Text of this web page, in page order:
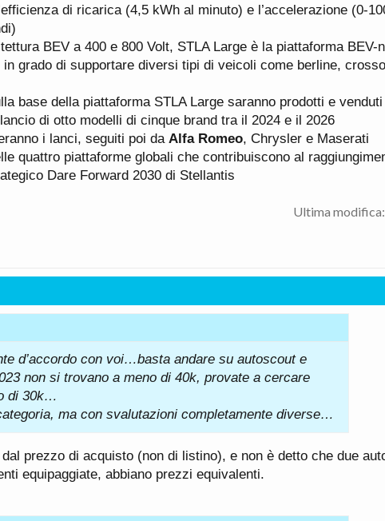
di ricarica (4,5 kWh al minuto) e l’accelerazione (0-
BEV a 400 e 800 Volt, STLA Large è la piattaforma BEV-
grado di supportare diversi tipi di veicoli come berline,
base della piattaforma STLA Large saranno prodotti e
di otto modelli di cinque brand tra il 2024 e il 2026
i lanci, seguiti poi da Alfa Romeo, Chrysler e Maserati
quattro piattaforme globali che contribuiscono al
Dare Forward 2030 di Stellantis
Ultima modifica:
d’accordo con voi…basta andare su autoscout e
non si trovano a meno di 40k, provate a cercare
di 30k…
ma con svalutazioni completamente diverse…
prezzo di acquisto (non di listino), e non è detto che due
equipaggiate, abbiano prezzi equivalenti.